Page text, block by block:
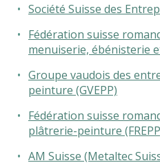
Société Suisse des
Fédération suisse
menuiserie, ébénisterie
Groupe vaudois des
peinture (GVEPP)
Fédération suisse
plâtrerie-peinture
AM Suisse (Metaltec